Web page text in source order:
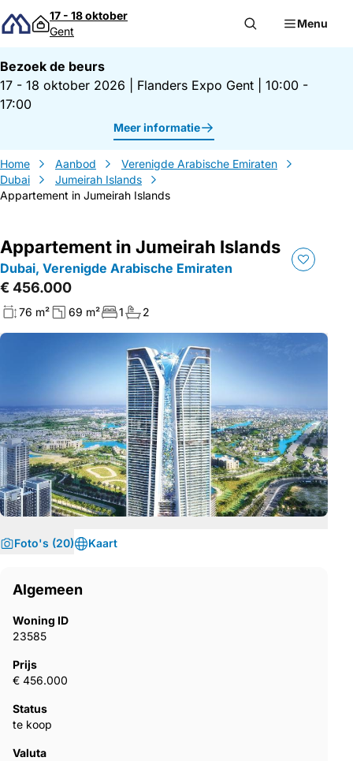
Direct naar inhoud
17 - 18 oktober
Gent
Menu
Bezoek de beurs
17 - 18 oktober 2026
Flanders Expo Gent
10:00 -
17:00
Meer informatie
Home Aanbod
Verenigde Arabische Emiraten
Dubai
Jumeirah Islands
Appartement in Jumeirah Islands
Appartement in Jumeirah Islands
Dubai, Verenigde Arabische Emiraten
€ 456.000
76 m² 69 m² 1 2
Foto's (20) Kaart
Algemeen
Woning ID
23585
Prijs
€ 456.000
Status
te koop
Valuta